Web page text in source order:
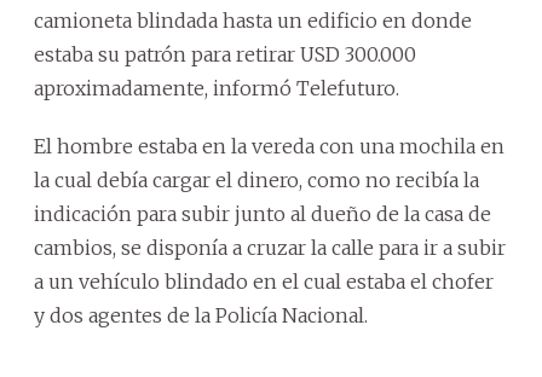
camioneta blindada hasta un edificio en donde
estaba su patrón para retirar USD 300.000
aproximadamente, informó Telefuturo.
El hombre estaba en la vereda con una mochila en
la cual debía cargar el dinero, como no recibía la
indicación para subir junto al dueño de la casa de
cambios, se disponía a cruzar la calle para ir a subir
a un vehículo blindado en el cual estaba el chofer
y dos agentes de la Policía Nacional.